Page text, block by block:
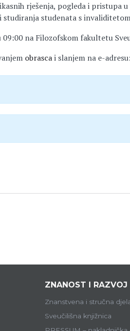
rješenja, pogleda i pristupa
studenata s
na Filozofskom fakultetu
obrascai slanjem na e-
ZNANOST I RAZVOJ
Znanstvena i stručna
Sveučilišna knjižnica